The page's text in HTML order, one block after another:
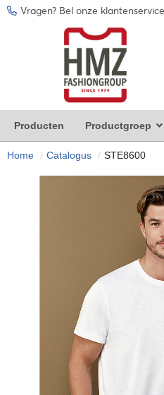
Vragen? Bel onze
Producten Productgroep
Home Catalogus STE8600